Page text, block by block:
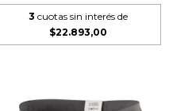
3 cuotas sin interés de
$22.893,00